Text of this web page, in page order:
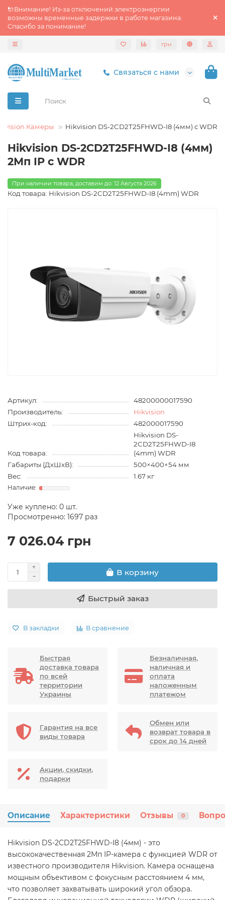
🔌Внимание! Из‑за отключений электроэнергии
возможны временные задержки в работе магазина.
Спасибо за понимание!
грн
Связаться с нами
Камеры Hikvision DS-2CD2T25FHWD-I8 (4мм) с WDR
Hikvision DS-2CD2T25FHWD-I8 (4мм)
2Мп IP с WDR
При наличии товара, доставим до: 12 Августа 2026
Код товара: Hikvision DS-2CD2T25FHWD-I8 (4mm) WDR
Артикул:
48200000017590
Производитель:
Hikvision
Штрих-код:
482000017590
Код товара:
Hikvision DS-
2CD2T25FHWD-I8
(4mm) WDR
Габариты (ДхШхВ):
500×400×54 мм
Вес:
1.67 кг
Уже куплено: 0 шт.
Просмотренно: 1697 раз
7 026.04 грн
В корзину
Быстрый заказ
В закладки В сравнение
Быстрая
доставка товара
по всей
территории
Украины
Безналичная,
наличная и
оплата
наложенным
платежом
Гарантия на все
виды товара
Обмен или
возврат товара в
срок до 14 дней
Акции, скидки,
подарки
Описание Характеристики Отзывы 0
Hikvision DS-2CD2T25FHWD-I8 (4мм) - это
высококачественная 2Мп IP-камера с функцией WDR от
известного производителя Hikvision. Камера оснащена
мощным объективом с фокусным расстоянием 4 мм,
что позволяет захватывать широкий угол обзора.